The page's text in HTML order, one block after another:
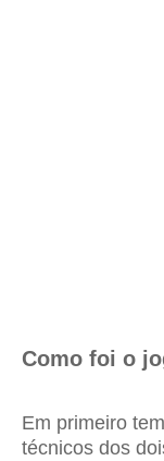
Como foi o
Em primeiro
técnicos dos